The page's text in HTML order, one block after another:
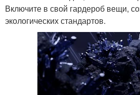
Включите в свой гардероб вещи,
экологических стандартов.